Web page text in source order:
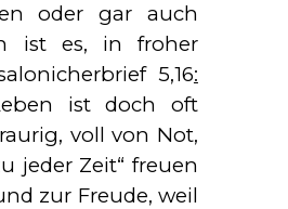
oder gar auch
ist es, in froher
5,16:
ist doch oft
voll von Not,
jeder Zeit“ freuen
zur Freude, weil